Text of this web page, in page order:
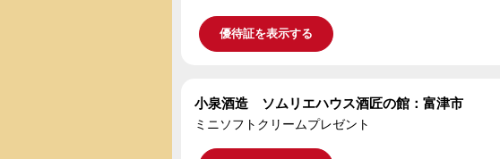
優待証を表示する
小泉酒造 ソムリエハウス酒匠の館：富津市
ミニソフトクリームプレゼント